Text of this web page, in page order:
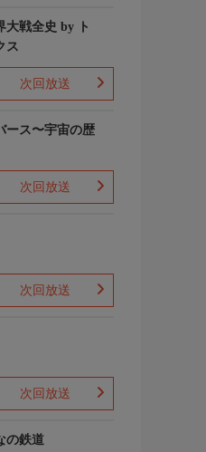
大戦全史 by ト
ス
次回放送
ース〜宇宙の歴
次回放送
次回放送
次回放送
の鉄道